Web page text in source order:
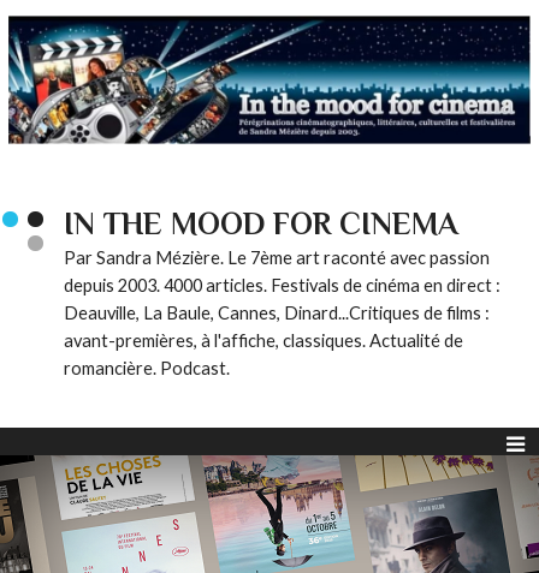
IN THE MOOD FOR CINEMA
Par Sandra Mézière. Le 7ème art raconté avec passion
depuis 2003. 4000 articles. Festivals de cinéma en direct :
Deauville, La Baule, Cannes, Dinard...Critiques de films :
avant-premières, à l'affiche, classiques. Actualité de
romancière. Podcast.